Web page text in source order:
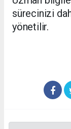
sürecinizi
yönetilir.